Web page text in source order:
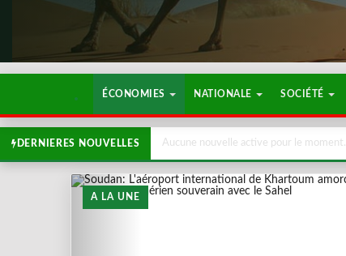
ÉCONOMIES NATIONALE SOCIÉTÉ
DERNIERES NOUVELLES Aucune nouvelle active pour le moment.
A LA UNE